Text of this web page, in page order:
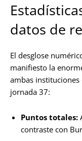
datos de
El desglose
manifiesto la
ambas
jornada 37:
Puntos totales:
contraste con